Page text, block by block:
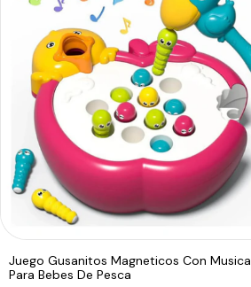
Juego Gusanitos Magneticos Con Musica
Para Bebes De Pesca